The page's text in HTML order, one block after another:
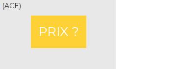
(ACE)
PRIX ?